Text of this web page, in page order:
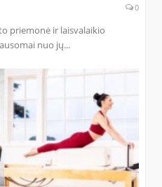
0
priemonė ir laisvalaikio
nuo jų...